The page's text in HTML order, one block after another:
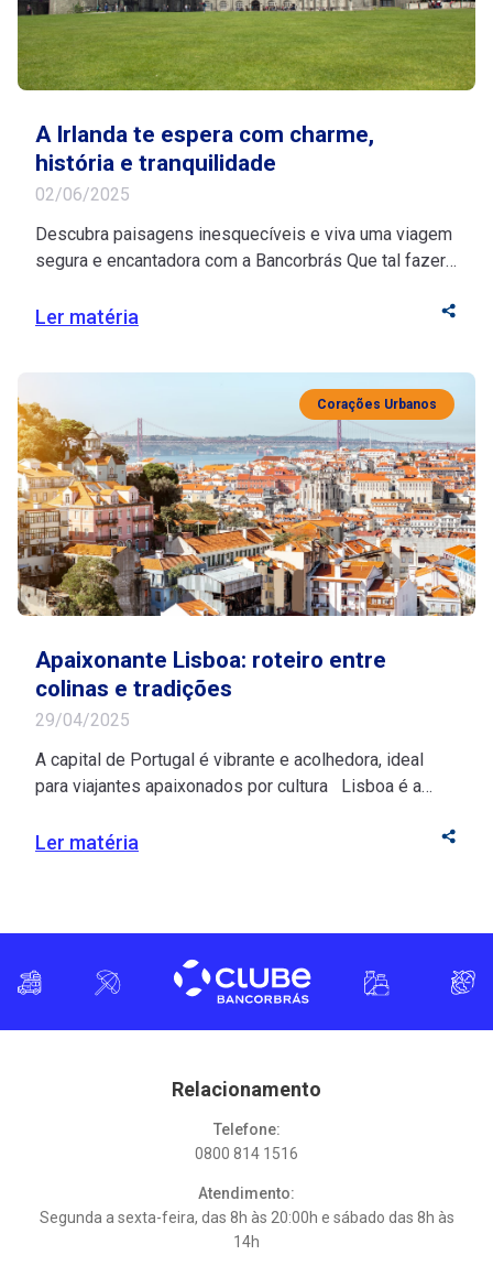
A Irlanda te espera com charme,
história e tranquilidade
02/06/2025
Descubra paisagens inesquecíveis e viva uma viagem
segura e encantadora com a Bancorbrás Que tal fazer
Irlanda com tranquilidade e inspiração? Se você está
deslumbrantes. Fonte de inspiração para artistas, […]
Ler matéria
Corações Urbanos
Apaixonante Lisboa: roteiro entre
colinas e tradições
29/04/2025
A capital de Portugal é vibrante e acolhedora, ideal
para viajantes apaixonados por cultura Lisboa é a
extensas, repletas de prédios históricos, conectam
Ler matéria
Relacionamento
Telefone:
0800 814 1516
Atendimento:
Segunda a sexta-feira, das 8h às 20:00h e sábado das 8h às
14h